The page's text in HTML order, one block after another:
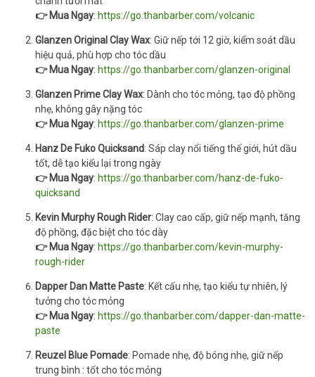
👉 Mua Ngay: https://go.thanbarber.com/volcanic
Glanzen Original Clay Wax: Giữ nếp tới 12 giờ, kiểm soát dầu
hiệu quả, phù hợp cho tóc dầu
👉 Mua Ngay: https://go.thanbarber.com/glanzen-original
Glanzen Prime Clay Wax: Dành cho tóc mỏng, tạo độ phồng
nhẹ, không gây nặng tóc
👉 Mua Ngay: https://go.thanbarber.com/glanzen-prime
Hanz De Fuko Quicksand: Sáp clay nổi tiếng thế giới, hút dầu
tốt, dễ tạo kiểu lại trong ngày
👉 Mua Ngay: https://go.thanbarber.com/hanz-de-fuko-
quicksand
Kevin Murphy Rough Rider: Clay cao cấp, giữ nếp mạnh, tăng
độ phồng, đặc biệt cho tóc dày
👉 Mua Ngay: https://go.thanbarber.com/kevin-murphy-
rough-rider
Dapper Dan Matte Paste: Kết cấu nhẹ, tạo kiểu tự nhiên, lý
tưởng cho tóc mỏng
👉 Mua Ngay: https://go.thanbarber.com/dapper-dan-matte-
paste
Reuzel Blue Pomade: Pomade nhẹ, độ bóng nhẹ, giữ nếp
trung bình : tốt cho tóc mỏng